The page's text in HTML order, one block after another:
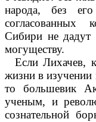
народа, без его
согласованных
Сибири не дадут
могуществу.
Если Лихачев,
жизни в
то большевик
ученым, и
сознательной